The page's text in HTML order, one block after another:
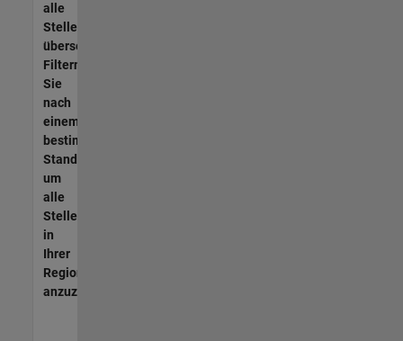
alle
Stellen
übersetzt.
Filtern
Sie
nach
einem
bestimmten
Standort,
um
alle
Stellenangebote
in
Ihrer
Region
anzuzeigen.